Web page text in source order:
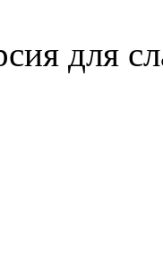
для